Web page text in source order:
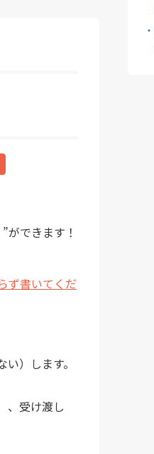
ができます！
ず書いてくだ
）します。
、受け渡し